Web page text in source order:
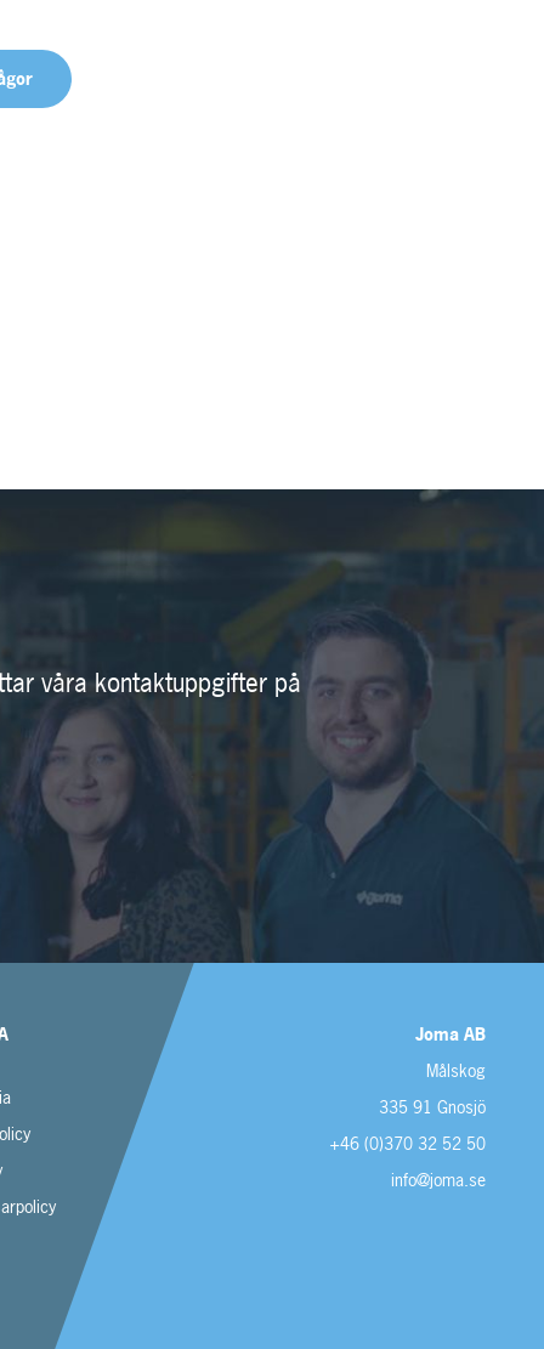
våra kontaktuppgifter på
Joma AB
Målskog
335 91 Gnosjö
+46 (0)370 32 52 50
info@joma.se